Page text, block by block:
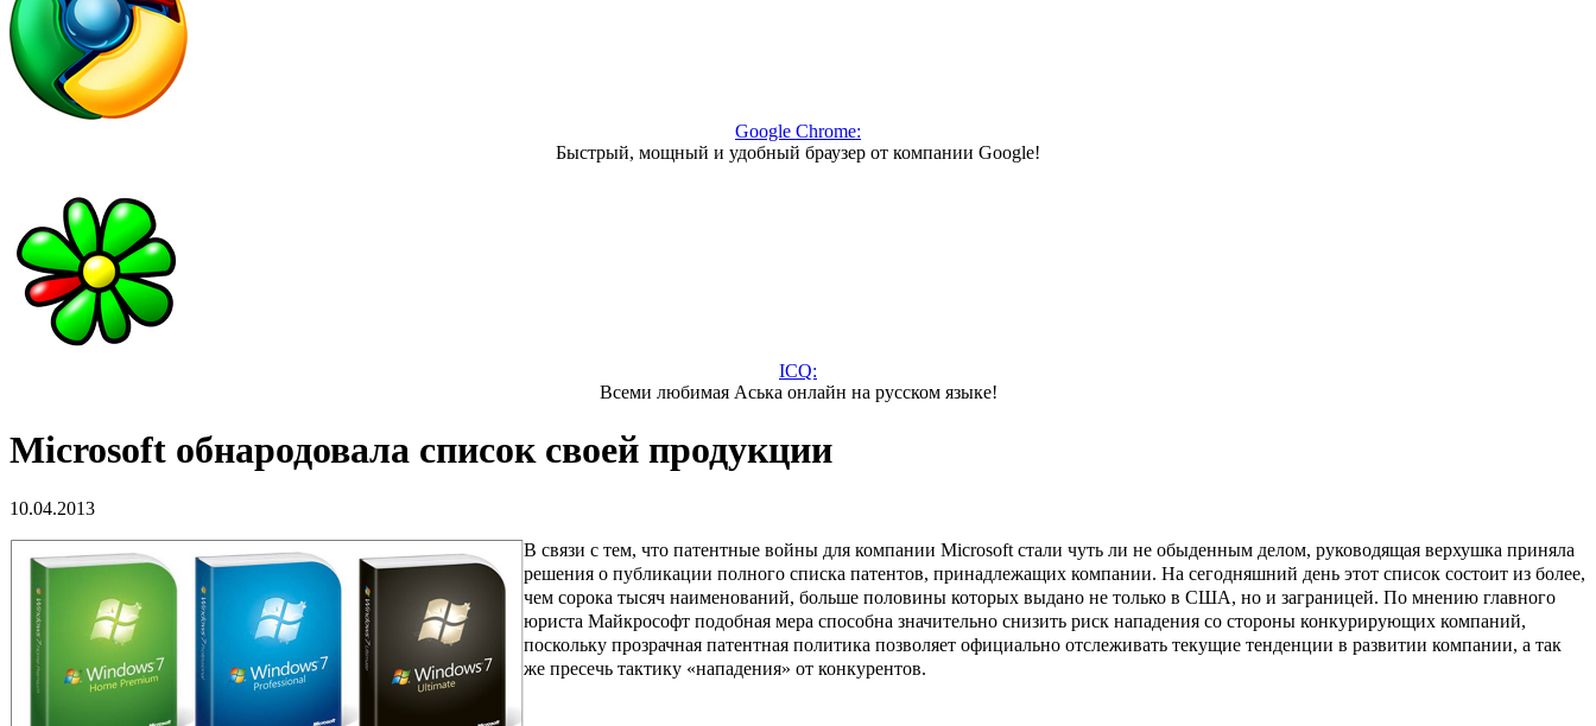
Google Chrome:
Быстрый, мощный и удобный браузер от компании Google!
ICQ:
Всеми любимая Аська онлайн на русском языке!
Microsoft обнародовала список своей продукции
10.04.2013
В связи с тем, что патентные войны для компании Microsoft стали чуть ли не обыденным делом, руководящая верхушка приняла
решения о публикации полного списка патентов, принадлежащих компании. На сегодняшний день этот список состоит из более,
чем сорока тысяч наименований, больше половины которых выдано не только в США, но и заграницей. По мнению главного
юриста Майкрософт подобная мера способна значительно снизить риск нападения со стороны конкурирующих компаний,
поскольку прозрачная патентная политика позволяет официально отслеживать текущие тенденции в развитии компании, а так
же пресечь тактику «нападения» от конкурентов.